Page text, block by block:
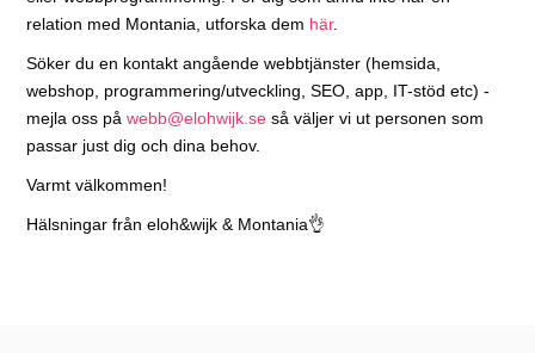
relation med Montania, utforska dem här.
Söker du en kontakt angående webbtjänster (hemsida,
webshop, programmering/utveckling, SEO, app, IT-stöd etc) -
mejla oss påwebb@elohwijk.se så väljer vi ut personen som
passar just dig och dina behov.
Varmt välkommen!
Hälsningar från eloh&wijk & Montania👌